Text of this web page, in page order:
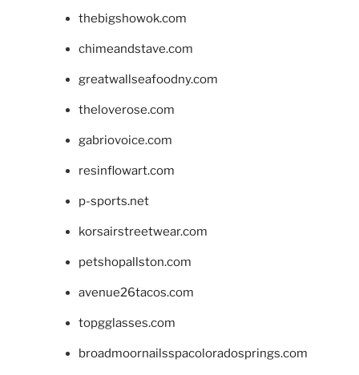
thebigshowok.com
chimeandstave.com
greatwallseafoodny.com
theloverose.com
gabriovoice.com
resinflowart.com
p-sports.net
korsairstreetwear.com
petshopallston.com
avenue26tacos.com
topgglasses.com
broadmoornailsspacoloradosprings.com